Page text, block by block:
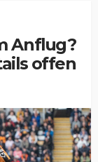
Anflug?
offen